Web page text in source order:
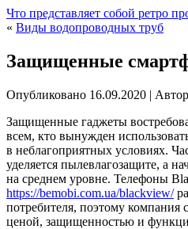
Что представляет собой ретро
« Виды водопроводных труб
Защищенные
Опубликовано 16.09.2020 |
Защищенные гаджеты
всем, кто вынужден
в неблагоприятных условиях.
уделяется пылевлагозащите, а
на среднем уровне. Телефоны
https://bemobi.com.ua/blackview/
потребителя, поэтому компания
ценой, защищенностью и